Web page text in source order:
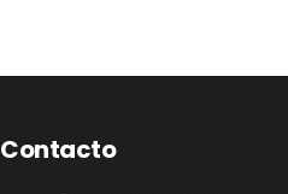
Contacto